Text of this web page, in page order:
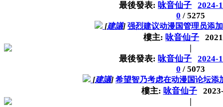
最後發表: 咏音仙子
2024-
0 / 5275
[建議] 强烈建议动漫国管理员添
樓主: 咏音仙子
|
最後發表: 咏音仙子
2024-
0 / 5073
[建議] 希望智乃考虑在动漫国论坛添
樓主: 咏音仙子
|